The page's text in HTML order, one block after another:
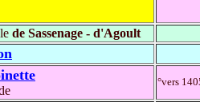
de Sassenage - d'Agoult
°vers